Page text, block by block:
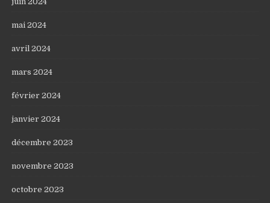
mai 2024
avril 2024
mars 2024
février 2024
janvier 2024
décembre 2023
novembre 2023
octobre 2023